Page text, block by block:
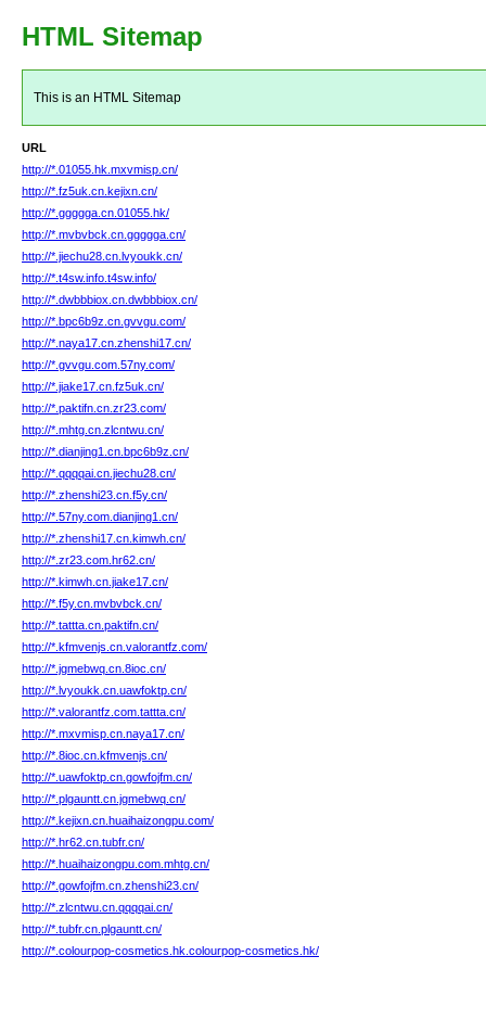
HTML Sitemap
This is an HTML Sitemap
URL
http://*.01055.hk.mxvmisp.cn/
http://*.fz5uk.cn.kejixn.cn/
http://*.ggggga.cn.01055.hk/
http://*.mvbvbck.cn.ggggga.cn/
http://*.jiechu28.cn.lvyoukk.cn/
http://*.t4sw.info.t4sw.info/
http://*.dwbbbiox.cn.dwbbbiox.cn/
http://*.bpc6b9z.cn.gvvgu.com/
http://*.naya17.cn.zhenshi17.cn/
http://*.gvvgu.com.57ny.com/
http://*.jiake17.cn.fz5uk.cn/
http://*.paktifn.cn.zr23.com/
http://*.mhtg.cn.zlcntwu.cn/
http://*.dianjing1.cn.bpc6b9z.cn/
http://*.qqqqai.cn.jiechu28.cn/
http://*.zhenshi23.cn.f5y.cn/
http://*.57ny.com.dianjing1.cn/
http://*.zhenshi17.cn.kimwh.cn/
http://*.zr23.com.hr62.cn/
http://*.kimwh.cn.jiake17.cn/
http://*.f5y.cn.mvbvbck.cn/
http://*.tattta.cn.paktifn.cn/
http://*.kfmvenjs.cn.valorantfz.com/
http://*.jgmebwq.cn.8ioc.cn/
http://*.lvyoukk.cn.uawfoktp.cn/
http://*.valorantfz.com.tattta.cn/
http://*.mxvmisp.cn.naya17.cn/
http://*.8ioc.cn.kfmvenjs.cn/
http://*.uawfoktp.cn.gowfojfm.cn/
http://*.plgauntt.cn.jgmebwq.cn/
http://*.kejixn.cn.huaihaizongpu.com/
http://*.hr62.cn.tubfr.cn/
http://*.huaihaizongpu.com.mhtg.cn/
http://*.gowfojfm.cn.zhenshi23.cn/
http://*.zlcntwu.cn.qqqqai.cn/
http://*.tubfr.cn.plgauntt.cn/
http://*.colourpop-cosmetics.hk.colourpop-cosmetics.hk/